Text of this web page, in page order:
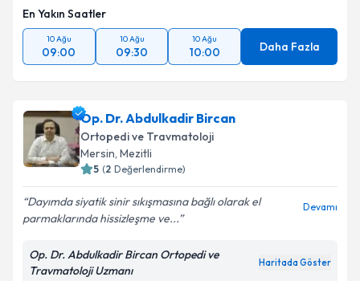
En Yakın Saatler
10 Ağu
09:00
10 Ağu
09:30
10 Ağu
10:00 Daha Fazla
Op. Dr. Abdulkadir Bircan
Ortopedi ve Travmatoloji
Mersin, Mezitli
5 (2 Değerlendirme)
Dayımda siyatik sinir sıkışmasına bağlı olarak el
parmaklarında hissizleşme ve...
Devamı
Op. Dr. Abdulkadir Bircan Ortopedi ve
Travmatoloji Uzmanı
Haritada Göster